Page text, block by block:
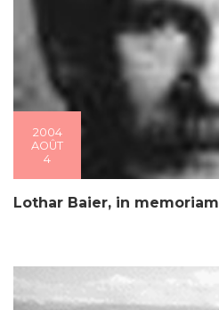
2004
AOÛT
4
Lothar Baier, in memoriam